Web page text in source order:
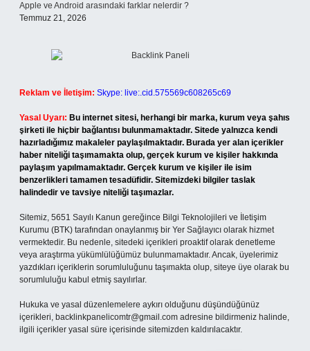
Apple ve Android arasındaki farklar nelerdir ?
Temmuz 21, 2026
Reklam ve İletişim: Skype: live:.cid.575569c608265c69
Yasal Uyarı: Bu internet sitesi, herhangi bir marka, kurum veya şahıs
şirketi ile hiçbir bağlantısı bulunmamaktadır. Sitede yalnızca kendi
hazırladığımız makaleler paylaşılmaktadır. Burada yer alan içerikler
haber niteliği taşımamakta olup, gerçek kurum ve kişiler hakkında
paylaşım yapılmamaktadır. Gerçek kurum ve kişiler ile isim
benzerlikleri tamamen tesadüfidir. Sitemizdeki bilgiler taslak
halindedir ve tavsiye niteliği taşımazlar.
Sitemiz, 5651 Sayılı Kanun gereğince Bilgi Teknolojileri ve İletişim
Kurumu (BTK) tarafından onaylanmış bir Yer Sağlayıcı olarak hizmet
vermektedir. Bu nedenle, sitedeki içerikleri proaktif olarak denetleme
veya araştırma yükümlülüğümüz bulunmamaktadır. Ancak, üyelerimiz
yazdıkları içeriklerin sorumluluğunu taşımakta olup, siteye üye olarak bu
sorumluluğu kabul etmiş sayılırlar.
Hukuka ve yasal düzenlemelere aykırı olduğunu düşündüğünüz
içerikleri, backlinkpanelicomtr@gmail.com adresine bildirmeniz halinde,
ilgili içerikler yasal süre içerisinde sitemizden kaldırılacaktır.